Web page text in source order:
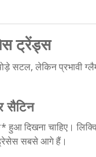
ट्रेंड्स
सटल, लेकिन प्रभावी
सैटिन
दिखना चाहिए।
सबसे आगे हैं।